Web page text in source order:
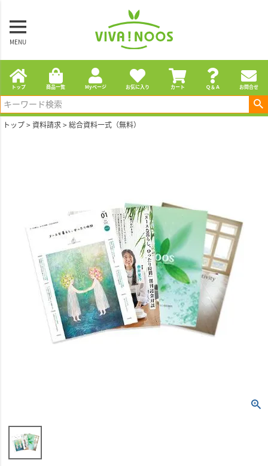
MENU
トップ 商品一覧 Myページ お気に入り カート Ｑ＆Ａ お問合せ
トップ 資料請求 総合資料一式（無料）